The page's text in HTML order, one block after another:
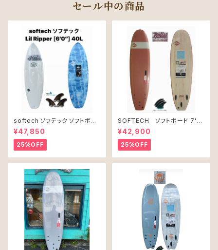
セール中の商品
softech ソフテック ソフトボー
ド Lil Ripper リル リッパー
[6’0”] 40L
¥47,850
25%OFF
SOFTECH ソフトボード 7'0"
ROLLER CLAY
¥42,900
25%OFF